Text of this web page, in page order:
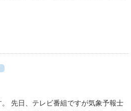
先日、テレビ番組ですが気象予報士